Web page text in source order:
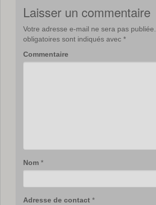
Laisser un commentaire
Votre adresse e-mail ne sera pas publiée.
obligatoires sont indiqués avec *
Commentaire
Nom *
Adresse de contact *